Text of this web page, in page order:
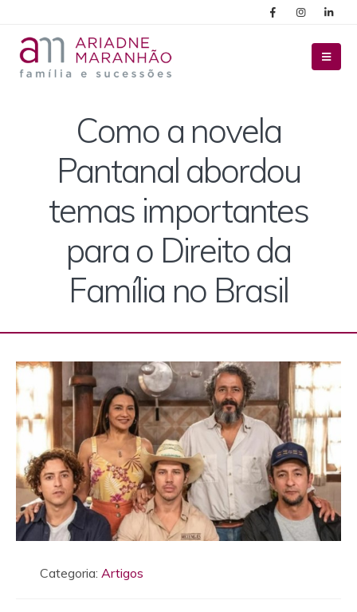
Como a novela
Pantanal abordou
temas importantes
para o Direito da
Família no Brasil
Categoria: Artigos